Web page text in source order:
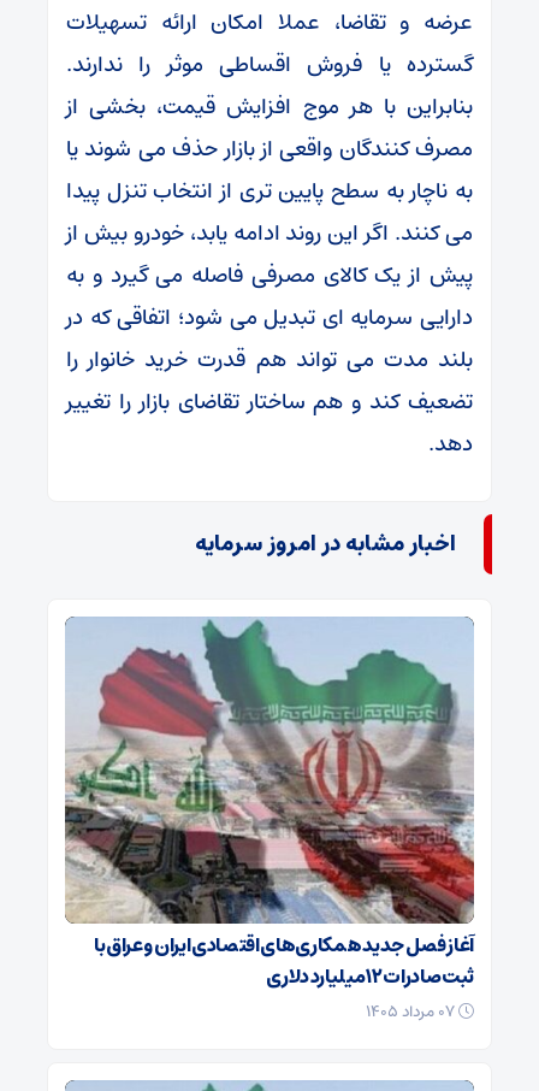
عرضه و تقاضا، عملا امکان ارائه تسهیلات
گسترده یا فروش اقساطی موثر را ندارند.
بنابراین با هر موج افزایش قیمت، بخشی از
مصرف‌ کنندگان واقعی از بازار حذف می ‌شوند یا
به ناچار به سطح پایین ‌تری از انتخاب تنزل پیدا
می ‌کنند. اگر این روند ادامه یابد، خودرو بیش از
پیش از یک کالای مصرفی فاصله می‌ گیرد و به
دارایی سرمایه‌ ای تبدیل می ‌شود؛ اتفاقی که در
بلند مدت می ‌تواند هم قدرت خرید خانوار را
تضعیف کند و هم ساختار تقاضای بازار را تغییر
دهد.
اخبار مشابه در امروز سرمایه
آغاز فصل جدید همکاری‌های اقتصادی ایران و عراق با
ثبت صادرات ۱۲ میلیارد دلاری